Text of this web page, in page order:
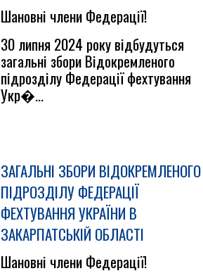
Шановні члени Федерації!
30 липня 2024 року відбудуться
загальні збори Відокремленого
підрозділу Федерації фехтування
Укр�...
ЗАГАЛЬНІ ЗБОРИ ВІДОКРЕМЛЕНОГО
ПІДРОЗДІЛУ ФЕДЕРАЦІЇ
ФЕХТУВАННЯ УКРАЇНИ В
ЗАКАРПАТСЬКІЙ ОБЛАСТІ
Шановні члени Федерації!